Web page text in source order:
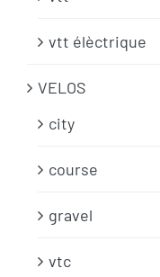
vtt élèctrique
VELOS
city
course
gravel
vtc